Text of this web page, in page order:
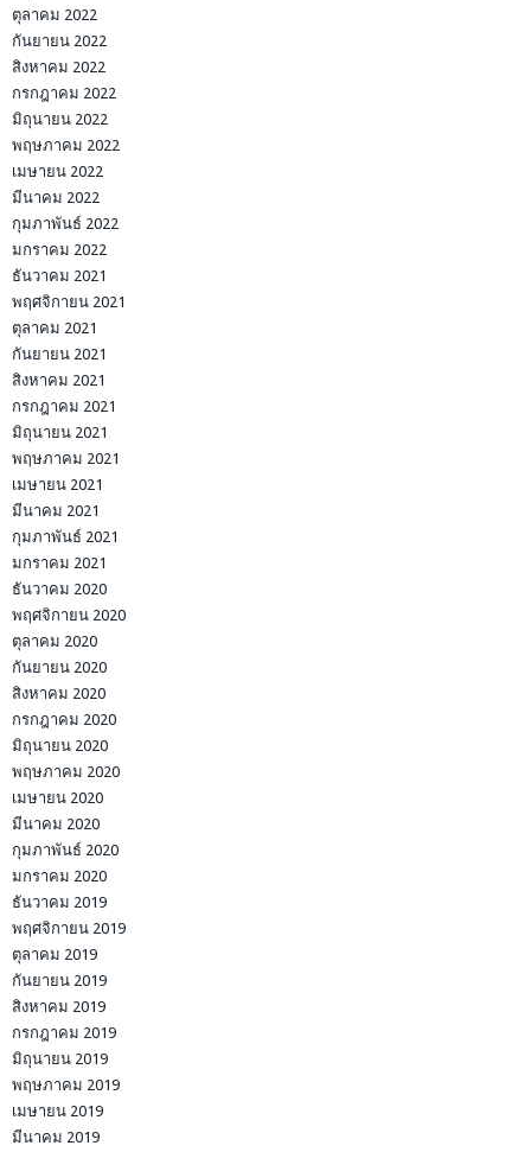
ตุลาคม 2022
กันยายน 2022
สิงหาคม 2022
กรกฎาคม 2022
มิถุนายน 2022
พฤษภาคม 2022
เมษายน 2022
มีนาคม 2022
กุมภาพันธ์ 2022
มกราคม 2022
ธันวาคม 2021
พฤศจิกายน 2021
ตุลาคม 2021
กันยายน 2021
สิงหาคม 2021
กรกฎาคม 2021
มิถุนายน 2021
พฤษภาคม 2021
เมษายน 2021
มีนาคม 2021
กุมภาพันธ์ 2021
มกราคม 2021
ธันวาคม 2020
พฤศจิกายน 2020
ตุลาคม 2020
กันยายน 2020
สิงหาคม 2020
กรกฎาคม 2020
มิถุนายน 2020
พฤษภาคม 2020
เมษายน 2020
มีนาคม 2020
กุมภาพันธ์ 2020
มกราคม 2020
ธันวาคม 2019
พฤศจิกายน 2019
ตุลาคม 2019
กันยายน 2019
สิงหาคม 2019
กรกฎาคม 2019
มิถุนายน 2019
พฤษภาคม 2019
เมษายน 2019
มีนาคม 2019